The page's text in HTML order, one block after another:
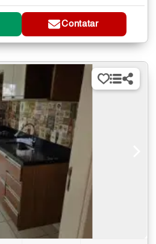
Contatar